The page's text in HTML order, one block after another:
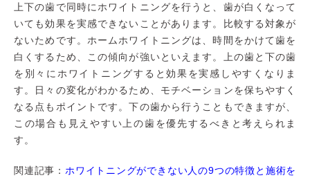
上下の歯で同時にホワイトニングを行うと、歯が白くなって
いても効果を実感できないことがあります。比較する対象が
ないためです。ホームホワイトニングは、時間をかけて歯を
白くするため、この傾向が強いといえます。上の歯と下の歯
を別々にホワイトニングすると効果を実感しやすくなりま
す。日々の変化がわかるため、モチベーションを保ちやすく
なる点もポイントです。下の歯から行うこともできますが、
この場合も見えやすい上の歯を優先するべきと考えられま
す。
関連記事： ホワイトニングができない人の9つの特徴と施術を